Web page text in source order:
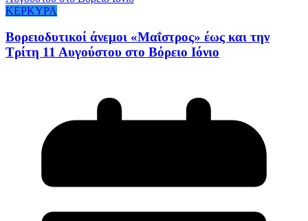
ΚΕΡΚΥΡΑ
Βορειοδυτικοί άνεμοι «Μαΐστρος» έως και την
Τρίτη 11 Αυγούστου στο Βόρειο Ιόνιο